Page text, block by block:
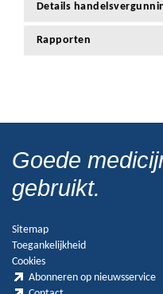
Details
Rapporten
Goede
gebruikt.
Sitemap
Toegankelijkheid
Cookies
Abonneren op nieuwsservice